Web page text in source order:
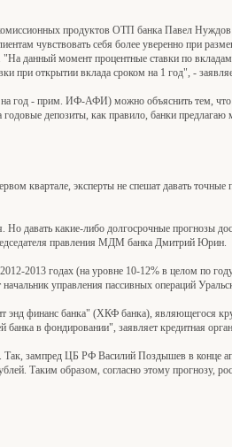
продуктов ОТП банка Павел Нуждов
чувствовать себя более уверенно при
данный момент процентные ставки по
при открытии вклада сроком на 1 год", -
год - прим. ИФ-АФИ) можно объяснить тем, что
депозиты, как правило, банки
квартале, эксперты не спешат давать
давать какие-либо долгосрочные прогнозы
правления МДМ банка Дмитрий Юрин.
2013 годах (на уровне 10-12% в целом по
управления пассивных операций
финанс банка" (ХКФ банка), являющегося
в фондировании", заявляет кредитная
Так, зампред ЦБ РФ Василий Поздышев в конце
Таким образом, согласно этому прогнозу,